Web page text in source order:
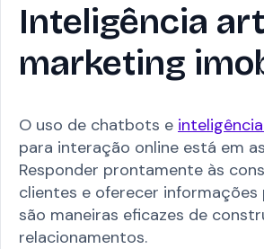
Inteligência
marketing
O uso de chatbots e
para interação online está em
Responder prontamente às
clientes e oferecer informações
são maneiras eficazes de
relacionamentos.